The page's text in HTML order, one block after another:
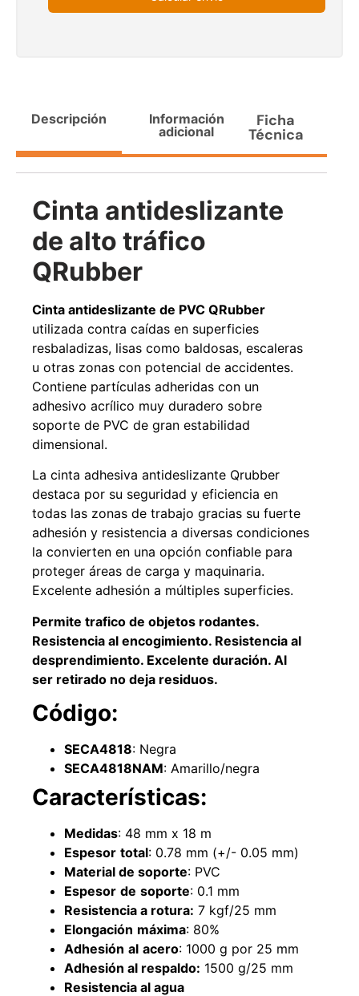
Descripción
Información
adicional
Ficha
Técnica
Cinta antideslizante
de alto tráfico
QRubber
Cinta antideslizante de PVC QRubber
utilizada contra caídas en superficies
resbaladizas, lisas como baldosas, escaleras
u otras zonas con potencial de accidentes.
Contiene partículas adheridas con un
adhesivo acrílico muy duradero sobre
soporte de PVC de gran estabilidad
dimensional.
La cinta adhesiva antideslizante Qrubber
destaca por su seguridad y eficiencia en
todas las zonas de trabajo gracias su fuerte
adhesión y resistencia a diversas condiciones
la convierten en una opción confiable para
proteger áreas de carga y maquinaria.
Excelente adhesión a múltiples superficies.
Permite trafico de objetos rodantes.
Resistencia al encogimiento. Resistencia al
desprendimiento. Excelente duración. Al
ser retirado no deja residuos.
Código:
SECA4818: Negra
SECA4818NAM: Amarillo/negra
Características:
Medidas: 48 mm x 18 m
Espesor total: 0.78 mm (+/- 0.05 mm)
Material de soporte: PVC
Espesor de soporte: 0.1 mm
Resistencia a rotura: 7 kgf/25 mm
Elongación máxima: 80%
Adhesión al acero: 1000 g por 25 mm
Adhesión al respaldo: 1500 g/25 mm
Resistencia al agua
Agregar al carrito
Pasto sintético ornamental
Importado USA: Paradise
densidad 42mm Rollo
4,57*15,24mts
$1.427.544
Leer más
Apilador manual ancho
$1.167.990
Agregar al carrito
49%
Pasto sintético ornamental
Importado USA: Summer
4,57*30,48mts
$2.002.243
$1.021.490
Empaquetadura 1/4" 6.4mm
hypalon sin tela 3 MPA
$ 1.192.666
Agregar al carrito
Empaquetadura 3/16"
4.8mm neopreno con 1 tela
3.5MP
$803.797